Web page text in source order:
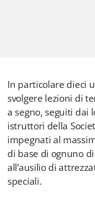
In particolare dieci
svolgere lezioni di
a segno, seguiti dai
istruttori della
impegnati al
di base di ognuno
all’ausilio di
speciali.